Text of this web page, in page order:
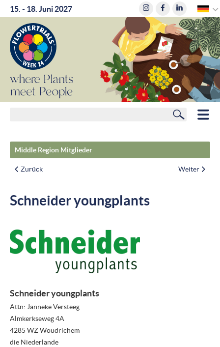
15. - 18. Juni 2027
MITGLIEDER
HOTELS
PRESSEMITTEILUNGEN
VIDEO REPORTS
HIGHLIGHT VIDEOS
HIGHLIGHTS 2026
where
Plants
meet
People
where
Plants
meet
People
Middle Region Mitglieder
Zurück Weiter
Schneider youngplants
Schneider youngplants
Attn: Janneke Versteeg
Almkerkseweg 4A
4285 WZ Woudrichem
die Niederlande